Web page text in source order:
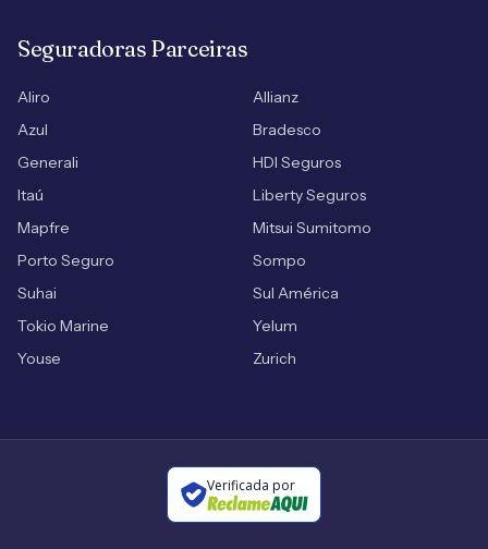
Seguradoras Parceiras
Aliro
Allianz
Azul
Bradesco
Generali
HDI Seguros
Itaú
Liberty Seguros
Mapfre
Mitsui Sumitomo
Porto Seguro
Sompo
Suhai
Sul América
Tokio Marine
Yelum
Youse
Zurich
Verificada por